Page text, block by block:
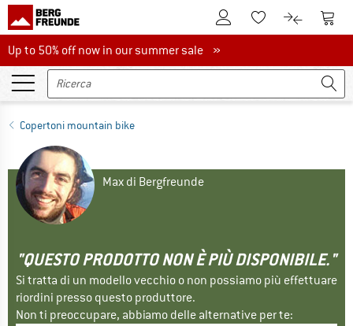
Al conto clienteAlla lista
Al Al
Up to 50% off now in our summer sale
Up to 50% off now in our summer sale »
Copertoni mountain bike
Max di Bergfreunde
"QUESTO PRODOTTO NON È PIÙ DISPONIBILE."
Si tratta di un modello vecchio o non possiamo più effettuare
riordini presso questo produttore.
Non ti preoccupare, abbiamo delle alternative per te: